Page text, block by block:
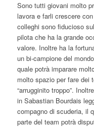
Sono tutti giovani molto
lavora e farli crescere
colleghi sono fiducioso
pilota che ha la grande
valore. Inoltre ha la
un bi-campione del
quale potrà imparare
molto spazio per fare dei
“arrugginito troppo”.
in Sabastian Bourdais
compagno di scuderia, il
parte del team potrà